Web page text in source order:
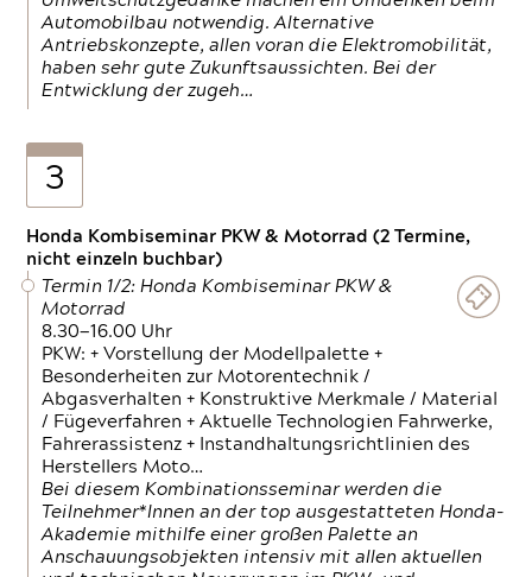
Automobilbau notwendig. Alternative
Antriebskonzepte, allen voran die Elektromobilität,
haben sehr gute Zukunftsaussichten. Bei der
Entwicklung der zugeh…
3
Honda Kombiseminar PKW & Motorrad (2 Termine,
nicht einzeln buchbar)
Termin 1/2: Honda Kombiseminar PKW &
Motorrad
8.30—16.00 Uhr
PKW: + Vorstellung der Modellpalette +
Besonderheiten zur Motorentechnik /
Abgasverhalten + Konstruktive Merkmale / Material
/ Fügeverfahren + Aktuelle Technologien Fahrwerke,
Fahrerassistenz + Instandhaltungsrichtlinien des
Herstellers Moto…
Bei diesem Kombinationsseminar werden die
Teilnehmer*Innen an der top ausgestatteten Honda-
Akademie mithilfe einer großen Palette an
Anschauungsobjekten intensiv mit allen aktuellen